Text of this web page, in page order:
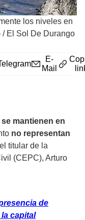
los niveles en
/ El Sol De Durango
E-
Mail
se mantienen en
no representan
titular de la
(CEPC), Arturo
de
capital